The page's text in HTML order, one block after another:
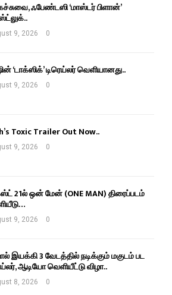
ஃபேண்டஸி ‘மாஸ்டர் பிளான்’
9, 2026 0
‘டாக்ஸிக்’ டிரெய்லர் வெளியானது..
9, 2026 0
Toxic Trailer Out Now..
9, 2026 0
21ல் ஒன் மேன் (ONE MAN) திரைப்படம்
9, 2026 0
இயக்கி 3 வேடத்தில் நடிக்கும் மகுடம் பட
ஆடியோ வெளியீட்டு விழா..
8, 2026 0